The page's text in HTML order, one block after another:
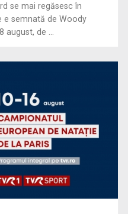
din opera lui Mihail
duminicile de
se mai regăsesc în
e semnată de Woody
de ...